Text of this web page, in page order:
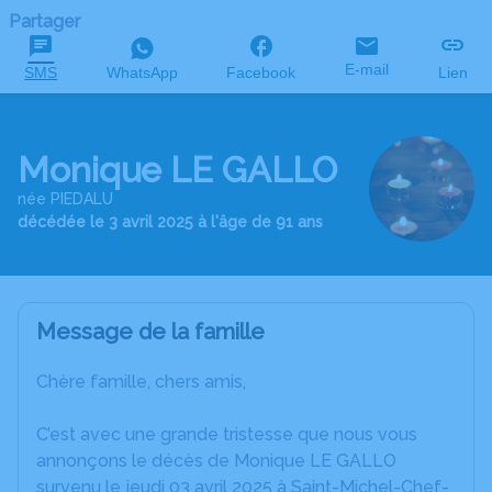
Partager
SMS WhatsApp Facebook E-mail Lien
Monique LE GALLO
née PIEDALU
décédée le 3 avril 2025 à l'âge de 91 ans
Message de la famille
Chère famille, chers amis,
C’est avec une grande tristesse que nous vous
annonçons le décès de Monique LE GALLO
survenu le jeudi 03 avril 2025 à Saint-Michel-Chef-